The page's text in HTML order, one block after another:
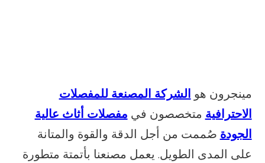
مينجرون هو الشركة المصنعة للمفصلات
الاحترافية متخصصون في مفصلات أثاث عالية
الجودة صُممت من أجل الدقة والقوة والمتانة
على المدى الطويل. يعمل مصنعنا بأتمتة متطورة